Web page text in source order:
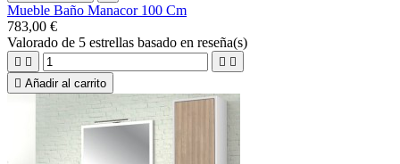
Mueble Baño Manacor 100 Cm
783,00 €
Valorado de 5 estrellas basado en reseña(s)
   
 Añadir al carrito